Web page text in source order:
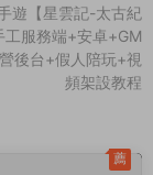
遊【星雲記-太古紀
工服務端+安卓+GM
後台+假人陪玩+視
頻架設教程
薦